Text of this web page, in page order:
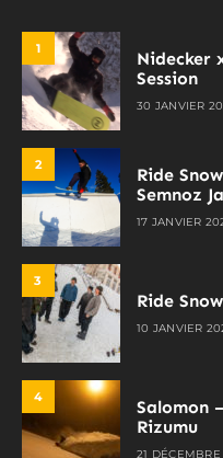
1
Nidecker
Session
30 JANVIER
2
Ride
Semnoz
17 JANVIER
3
Ride
10 JANVIER
4
Salomon
Rizumu
21